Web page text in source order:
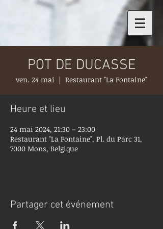
POT DE DUCASSE
ven. 24 mai
  |
Restaurant "La Fontaine"
Heure et lieu
24 mai 2024, 21:30 – 23:00
Restaurant "La Fontaine", Pl. du Parc 31,
7000 Mons, Belgique
Partager cet événement